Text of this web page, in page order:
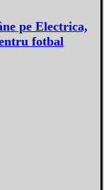
pe Electrica,
fotbal